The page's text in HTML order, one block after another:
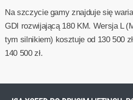
Na szczycie gamy znajduje się
GDI rozwijającą 180 KM. Wersja L
tym silnikiem) kosztuje od 130 500
140 500 zł.